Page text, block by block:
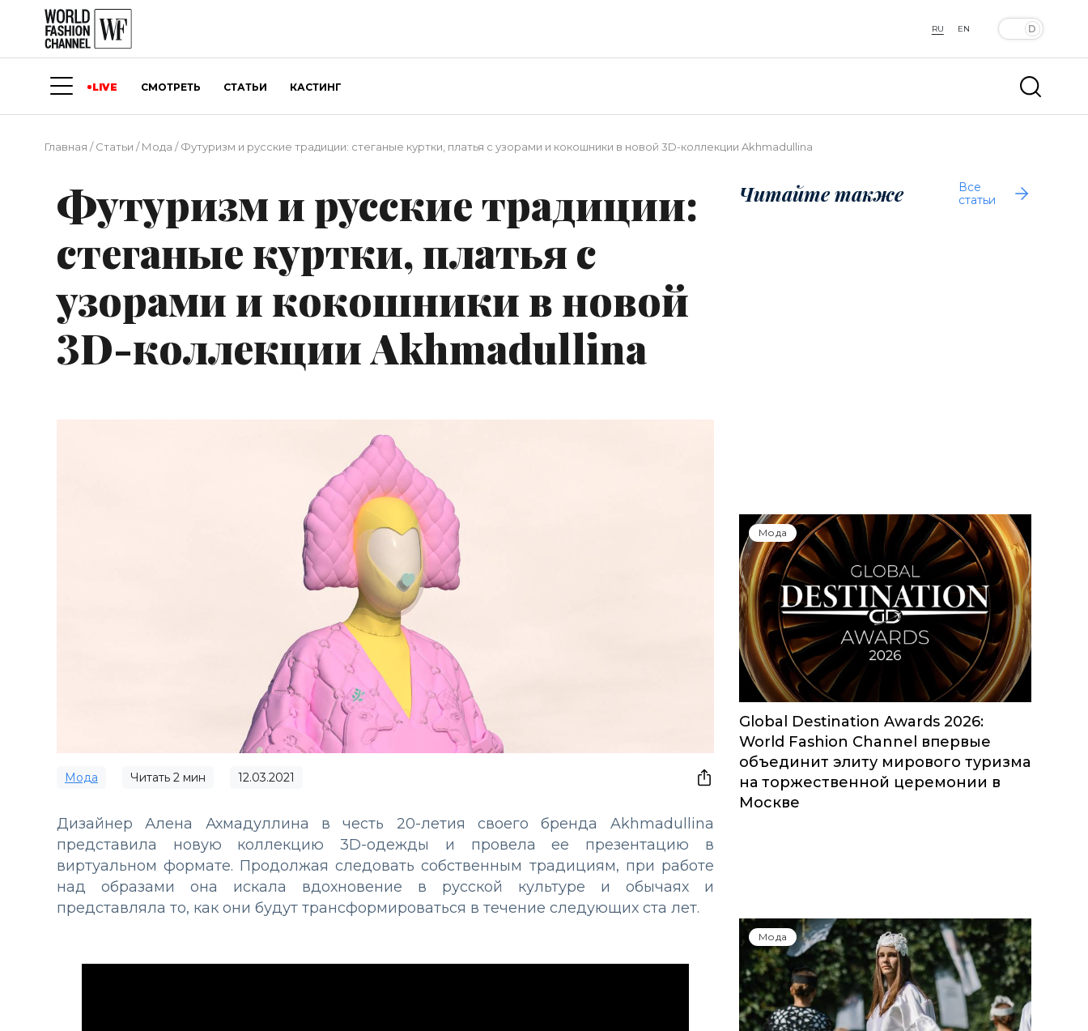
RU EN
LIVE СМОТРЕТЬ СТАТЬИ КАСТИНГ
Главная /Статьи /Мода /Футуризм и русские традиции: стеганые куртки, платья с узорами и кокошники в новой 3D-коллекции Akhmadullina
Футуризм и русские традиции:
стеганые куртки, платья с
узорами и кокошники в новой
3D-коллекции Akhmadullina
Мода Читать 2 мин 12.03.2021
Дизайнер Алена Ахмадуллина в честь 20-летия своего бренда Akhmadullina
представила новую коллекцию 3D-одежды и провела ее презентацию в
виртуальном формате. Продолжая следовать собственным традициям, при работе
над образами она искала вдохновение в русской культуре и обычаях и
представляла то, как они будут трансформироваться в течение следующих ста лет.
Читайте также
Все
статьи
Мода
Global Destination Awards 2026:
World Fashion Channel впервые
объединит элиту мирового туризма
на торжественной церемонии в
Москве
Мода